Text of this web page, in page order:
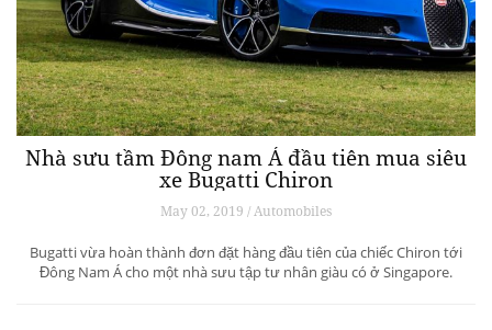
Nhà sưu tầm Đông nam Á đầu tiên mua siêu
xe Bugatti Chiron
May 02, 2019 / Automobiles
Bugatti vừa hoàn thành đơn đặt hàng đầu tiên của chiếc Chiron tới
Đông Nam Á cho một nhà sưu tập tư nhân giàu có ở Singapore.